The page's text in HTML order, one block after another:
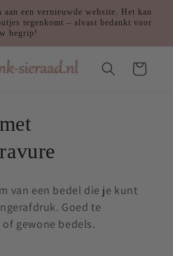
aan een vernieuwde website. Het kan
tegenkomt – alvast bedankt voor
begrip!
Winkelwagen
van een bedel die je kunt
Goed te
gewone bedels.